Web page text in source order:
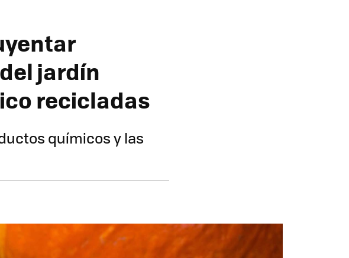
jardín
recicladas
químicos y las